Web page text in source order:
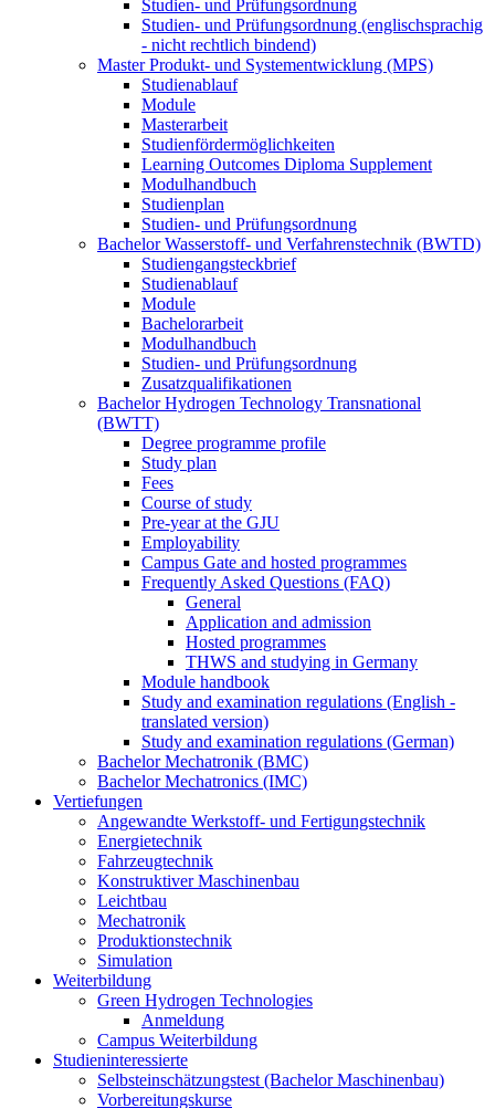
Studien- und Prüfungsordnung
Studien- und Prüfungsordnung (englischsprachig
- nicht rechtlich bindend)
Master Produkt- und Systementwicklung (MPS)
Studienablauf
Module
Masterarbeit
Studienfördermöglichkeiten
Learning Outcomes Diploma Supplement
Modulhandbuch
Studienplan
Studien- und Prüfungsordnung
Bachelor Wasserstoff- und Verfahrenstechnik (BWTD)
Studiengangsteckbrief
Studienablauf
Module
Bachelorarbeit
Modulhandbuch
Studien- und Prüfungsordnung
Zusatzqualifikationen
Bachelor Hydrogen Technology Transnational
(BWTT)
Degree programme profile
Study plan
Fees
Course of study
Pre-year at the GJU
Employability
Campus Gate and hosted programmes
Frequently Asked Questions (FAQ)
General
Application and admission
Hosted programmes
THWS and studying in Germany
Module handbook
Study and examination regulations (English -
translated version)
Study and examination regulations (German)
Bachelor Mechatronik (BMC)
Bachelor Mechatronics (IMC)
Vertiefungen
Angewandte Werkstoff- und Fertigungstechnik
Energietechnik
Fahrzeugtechnik
Konstruktiver Maschinenbau
Leichtbau
Mechatronik
Produktionstechnik
Simulation
Weiterbildung
Green Hydrogen Technologies
Anmeldung
Campus Weiterbildung
Studieninteressierte
Selbsteinschätzungstest (Bachelor Maschinenbau)
Vorbereitungskurse